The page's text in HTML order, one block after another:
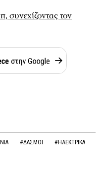
συνεχίζοντας τον
#ΔΑΣΜΟΙ
#ΗΛΕΚΤΡΙΚΑ